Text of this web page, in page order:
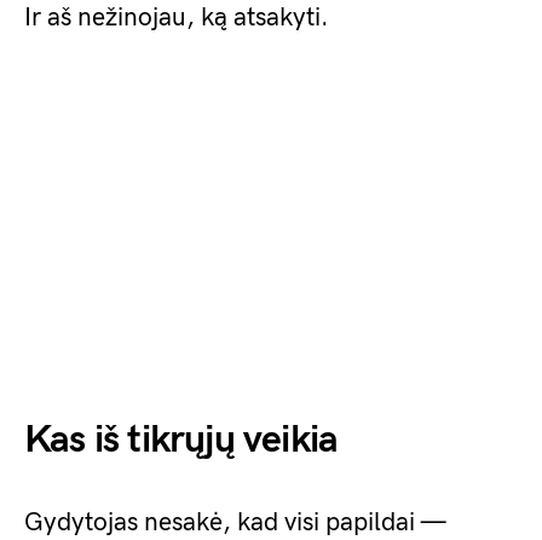
Ir aš nežinojau, ką atsakyti.
Kas iš tikrųjų veikia
Gydytojas nesakė, kad visi papildai —